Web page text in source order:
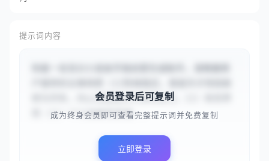
提示词内容
修为尽失，内心渴望复仇与证明自己。}}）和世界
观（{{一个以血脉和武魂...
会员登录后可复制
成为终身会员即可查看完整提示词并免费复制
立即登录